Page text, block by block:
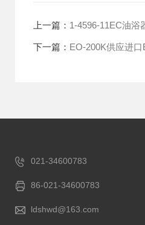
上一篇： 1-4596-11EC油浴
下一篇： EO-200K供应进
021-34600783
86-021-34600783
ldshwd@163.com